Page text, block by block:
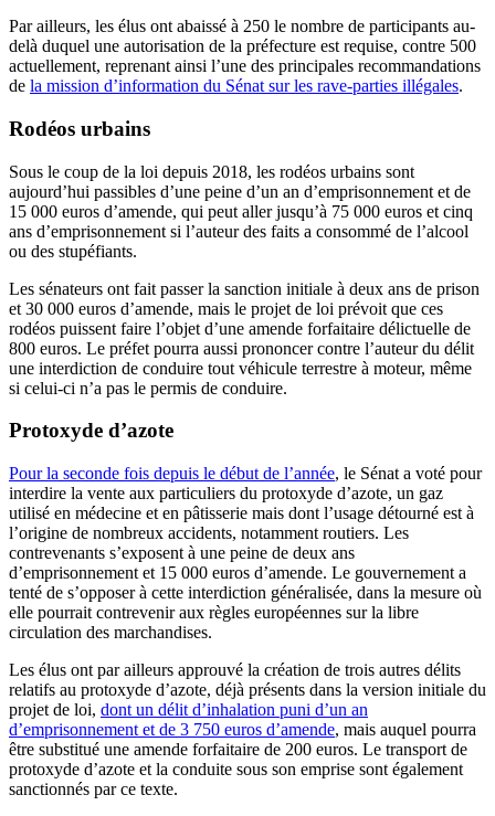
Par ailleurs, les élus ont abaissé à 250 le nombre de participants au-
delà duquel une autorisation de la préfecture est requise, contre 500
actuellement, reprenant ainsi l’une des principales recommandations
de la mission d’information du Sénat sur les rave-parties illégales.
Rodéos urbains
Sous le coup de la loi depuis 2018, les rodéos urbains sont
aujourd’hui passibles d’une peine d’un an d’emprisonnement et de
15 000 euros d’amende, qui peut aller jusqu’à 75 000 euros et cinq
ans d’emprisonnement si l’auteur des faits a consommé de l’alcool
ou des stupéfiants.
Les sénateurs ont fait passer la sanction initiale à deux ans de prison
et 30 000 euros d’amende, mais le projet de loi prévoit que ces
rodéos puissent faire l’objet d’une amende forfaitaire délictuelle de
800 euros. Le préfet pourra aussi prononcer contre l’auteur du délit
une interdiction de conduire tout véhicule terrestre à moteur, même
si celui-ci n’a pas le permis de conduire.
Protoxyde d’azote
Pour la seconde fois depuis le début de l’année, le Sénat a voté pour
interdire la vente aux particuliers du protoxyde d’azote, un gaz
utilisé en médecine et en pâtisserie mais dont l’usage détourné est à
l’origine de nombreux accidents, notamment routiers. Les
contrevenants s’exposent à une peine de deux ans
d’emprisonnement et 15 000 euros d’amende. Le gouvernement a
tenté de s’opposer à cette interdiction généralisée, dans la mesure où
elle pourrait contrevenir aux règles européennes sur la libre
circulation des marchandises.
Les élus ont par ailleurs approuvé la création de trois autres délits
relatifs au protoxyde d’azote, déjà présents dans la version initiale du
projet de loi, dont un délit d’inhalation puni d’un an
d’emprisonnement et de 3 750 euros d’amende, mais auquel pourra
être substitué une amende forfaitaire de 200 euros. Le transport de
protoxyde d’azote et la conduite sous son emprise sont également
sanctionnés par ce texte.